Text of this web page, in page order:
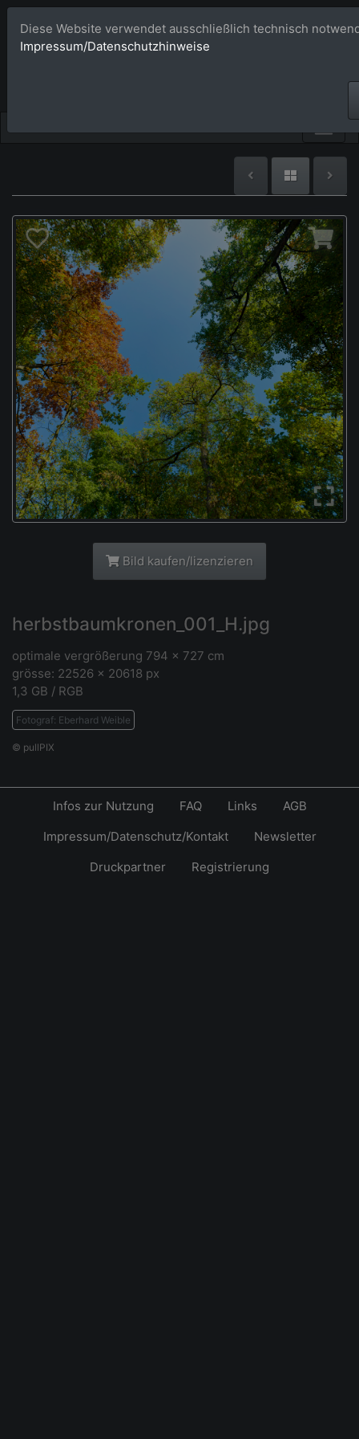
Bildagentur
Bild kaufen/lizenzieren
herbstbaumkronen_001_H.jpg
optimale vergrößerung 794 x 727 cm
grösse: 22526 × 20618 px
1,3 GB / RGB
Fotograf: Eberhard Weible
© pullPIX
Diese Website verwendet ausschließlich technisch
Impressum/Datenschutzhinweise
Infos zur Nutzung FAQ Links
AGB
Impressum/Datenschutz/Kontakt
Newsletter
Druckpartner
Registrierung